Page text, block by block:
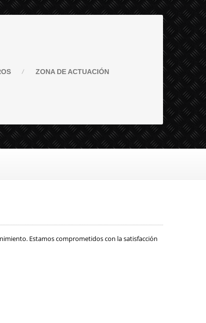
ZONADE ACTUACIÓN
Estamos comprometidos con la satisfacción